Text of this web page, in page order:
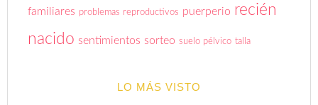
familiares problemas reproductivos puerperio recién
nacido sentimientos sorteo suelo pélvico talla
LO MÁS VISTO